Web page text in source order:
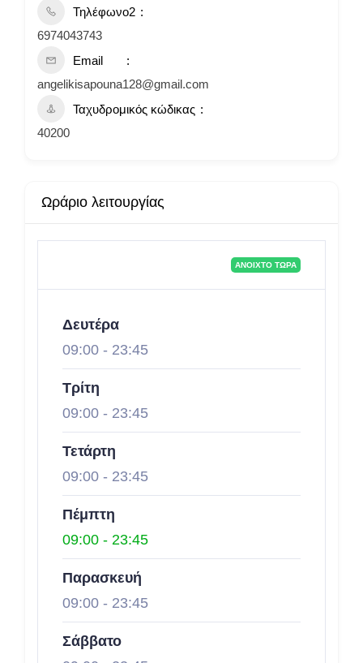
Τηλέφωνο2
6974043743
Email
angelikisapouna128@gmail.com
Ταχυδρομικός κώδικας
40200
Ωράριο λειτουργίας
ΑΝΟΙΧΤΌ ΤΏΡΑ
Δευτέρα
09:00 - 23:45
Τρίτη
09:00 - 23:45
Τετάρτη
09:00 - 23:45
Πέμπτη
09:00 - 23:45
Παρασκευή
09:00 - 23:45
Σάββατο